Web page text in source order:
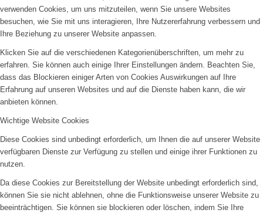
verwenden Cookies, um uns mitzuteilen, wenn Sie unsere Websites
besuchen, wie Sie mit uns interagieren, Ihre Nutzererfahrung verbessern und
Ihre Beziehung zu unserer Website anpassen.
Klicken Sie auf die verschiedenen Kategorienüberschriften, um mehr zu
erfahren. Sie können auch einige Ihrer Einstellungen ändern. Beachten Sie,
dass das Blockieren einiger Arten von Cookies Auswirkungen auf Ihre
Erfahrung auf unseren Websites und auf die Dienste haben kann, die wir
anbieten können.
Wichtige Website Cookies
Diese Cookies sind unbedingt erforderlich, um Ihnen die auf unserer Website
verfügbaren Dienste zur Verfügung zu stellen und einige ihrer Funktionen zu
nutzen.
Da diese Cookies zur Bereitstellung der Website unbedingt erforderlich sind,
können Sie sie nicht ablehnen, ohne die Funktionsweise unserer Website zu
beeinträchtigen. Sie können sie blockieren oder löschen, indem Sie Ihre